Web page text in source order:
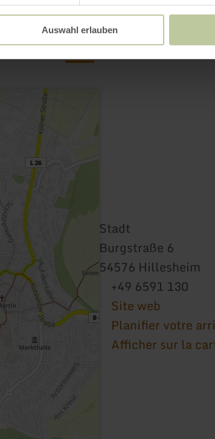
Auswahl erlauben
Contact
Stadt
Burgstraße 6
54576 Hillesheim
+49 6591 130
Site web
Planifier votre
Afficher sur la